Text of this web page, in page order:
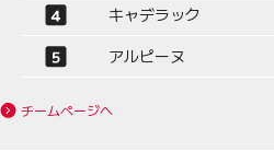
キャデラック
アルピーヌ
チームページへ